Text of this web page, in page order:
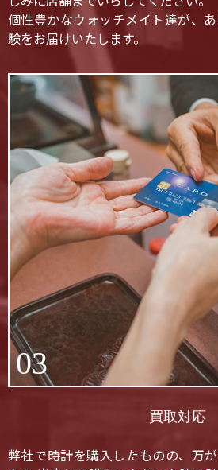
個性豊かなウォッチメイト達が、
験をお届けいたします。
03
買取対応
弊社で時計を購入したものの、万